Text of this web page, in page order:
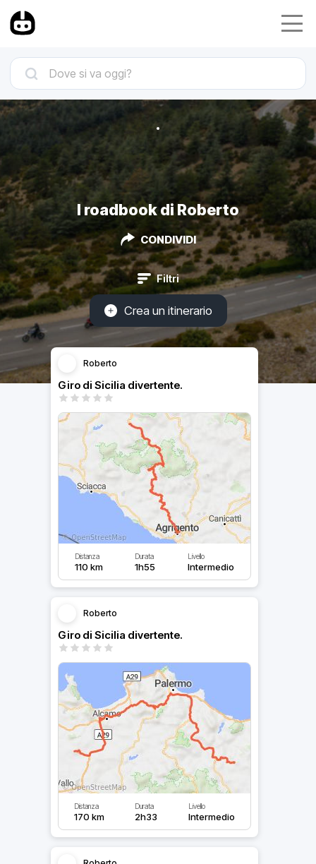
I roadbook di Roberto
CONDIVIDI
Filtri
Crea un itinerario
Roberto
Giro di Sicilia divertente.
Distanza
110 km
Durata
1h55
Livello
Intermedio
Roberto
Giro di Sicilia divertente.
Distanza
170 km
Durata
2h33
Livello
Intermedio